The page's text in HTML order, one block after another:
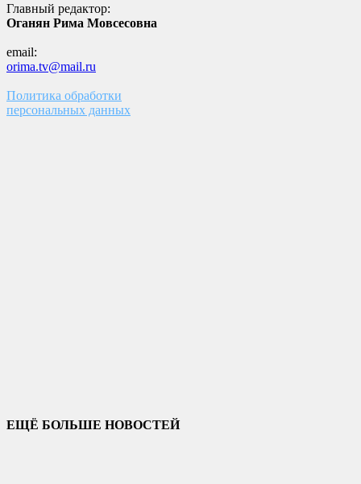
Главный редактор:
Оганян Рима Мовсесовна
email:
orima.tv@mail.ru
Политика обработки
персональных данных
ЕЩЁ БОЛЬШЕ НОВОСТЕЙ